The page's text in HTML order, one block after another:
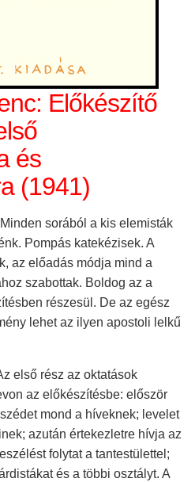
Előkészítő
és
(1941)
sorából a kis elemisták
Pompás katekézisek. A
az előadás módja mind a
szabottak. Boldog az a
részesül. De az egész
lehet az ilyen apostoli lelkű
első rész az oktatások
az előkészítésbe: először
mond a híveknek; levelet
azután értekezletre hívja az
folytat a tantestülettel;
és a többi osztályt. A